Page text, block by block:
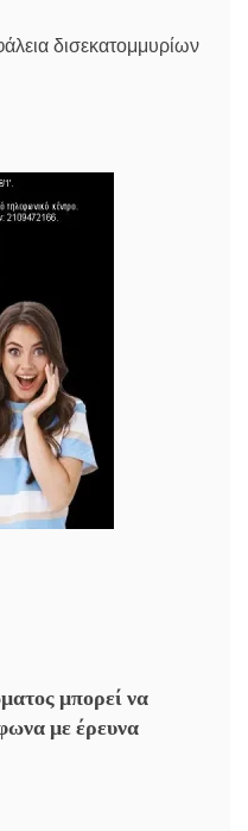
δισεκατομμυρίων
μπορεί να
με έρευνα